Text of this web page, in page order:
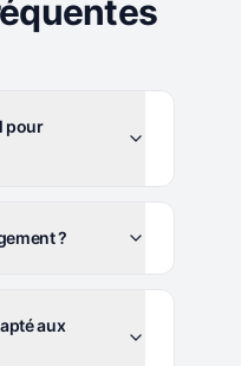
pour
?
aux